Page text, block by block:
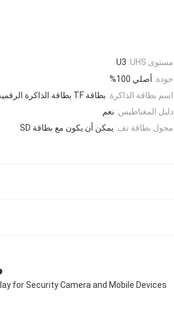
مستوى UHS:
U3
جودة: أصلي 100%
اسم بطاقة الذاكرة: بطاقة TF بطاقة الذاكرة الرقمية المؤمنة
دليل المغناطيس: نعم
محول بطاقة تف: يمكن أن يكون مع بطاقة SD
for Security Camera and Mobile Devices